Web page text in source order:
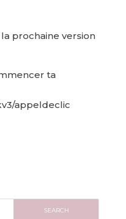
prochaine version
ta
appeldeclic